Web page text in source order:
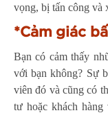
vọng, bị tấn công và
*Cảm giác
Bạn có cảm thấy
với bạn không? Sự
viên đó và cũng có
tư hoặc khách